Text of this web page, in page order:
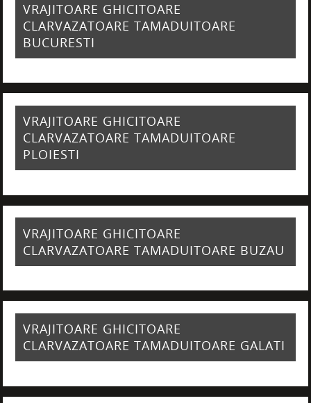
VRAJITOARE GHICITOARE
CLARVAZATOARE TAMADUITOARE
BUCURESTI
VRAJITOARE GHICITOARE
CLARVAZATOARE TAMADUITOARE
PLOIESTI
VRAJITOARE GHICITOARE
CLARVAZATOARE TAMADUITOARE BUZAU
VRAJITOARE GHICITOARE
CLARVAZATOARE TAMADUITOARE GALATI